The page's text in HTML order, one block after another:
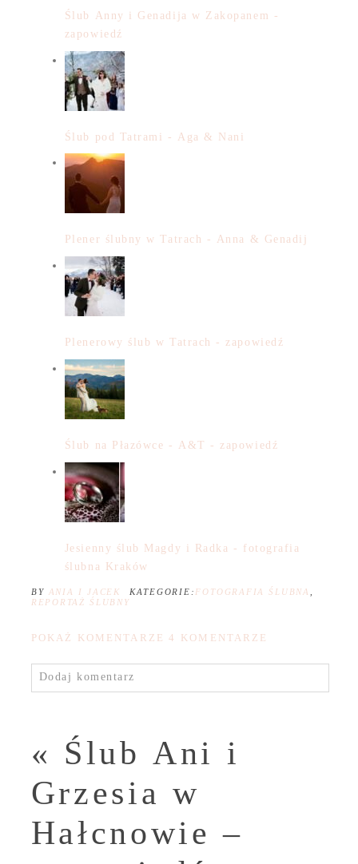
Ślub Anny i Genadija w Zakopanem -
zapowiedź
Ślub pod Tatrami - Aga & Nani
Plener ślubny w Tatrach - Anna & Genadij
Plenerowy ślub w Tatrach - zapowiedź
Ślub na Płazówce - A&T - zapowiedź
Jesienny ślub Magdy i Radka - fotografia
ślubna Kraków
BY ANIA I JACEK KATEGORIE: FOTOGRAFIA ŚLUBNA
REPORTAŻ ŚLUBNY
POKAŻ KOMENTARZE4 KOMENTARZE
Dodaj komentarz
« Ślub Ani i
Grzesia w
Hałcnowie –